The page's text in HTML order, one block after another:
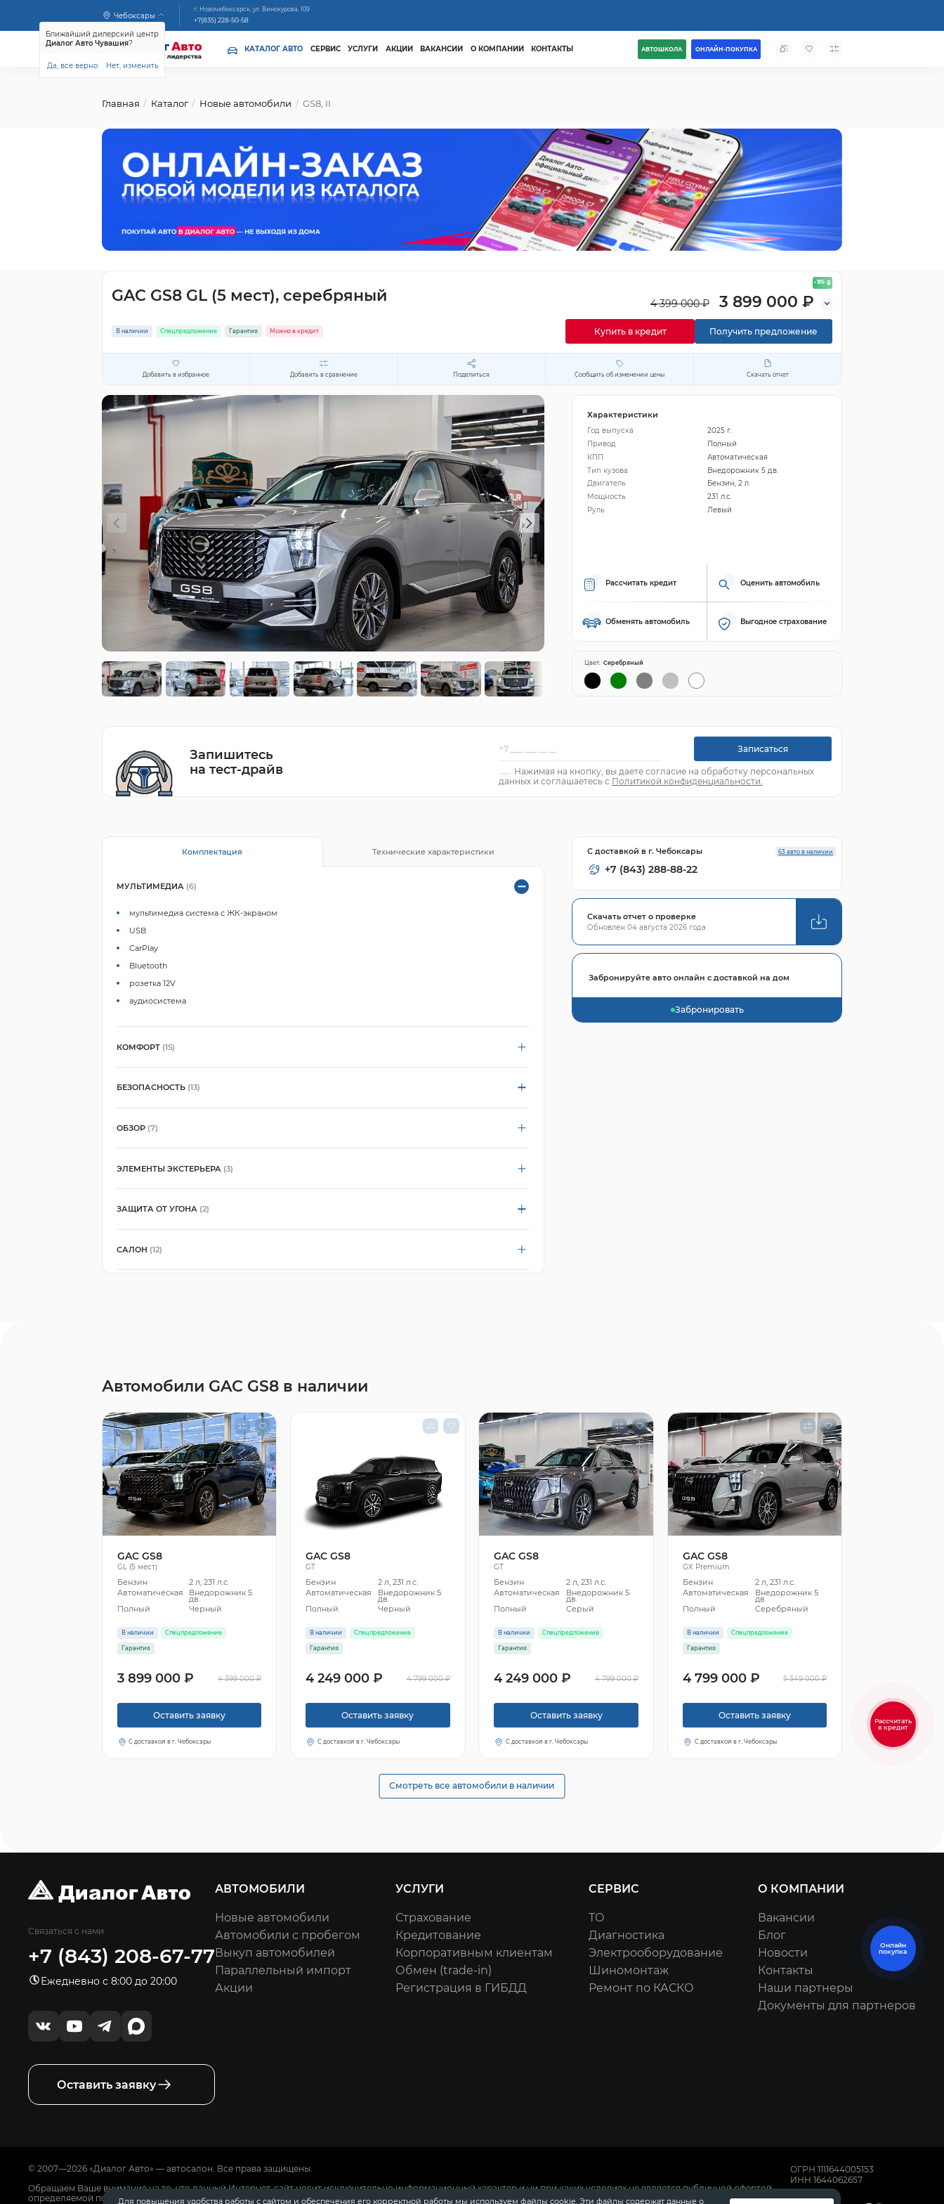
Чебоксары
Ближайший дилерский центр
Диалог Авто Чувашия?
Да, все верно Нет, изменить
г. Новочебоксарск, ул. Винокурова, 109
+7(835) 228-50-58
КАТАЛОГ АВТО СЕРВИС УСЛУГИ АКЦИИ ВАКАНСИИ О КОМПАНИИ КОНТАКТЫ АВТОШКОЛА ОНЛАЙН-ПОКУПКА
Главная Каталог Новые автомобили GS8, II
GAC GS8 GL (5 мест), серебряный
- 11%
4 399 000 ₽ 3 899 000 ₽
В наличии Спецпредложение Гарантия Можно в кредит Купить в кредит Получить предложение
Добавить в избранное Добавить в сравнение Поделиться Сообщить об изменении цены Скачать отчет
Характеристики
Год выпуска
2025 г.
Привод
Полный
КПП
Автоматическая
Тип кузова
Внедорожник 5 дв.
Двигатель
Бензин, 2 л
Мощность
231 л.с.
Руль
Левый
Рассчитать кредит Оценить автомобиль
Обменять автомобиль Выгодное страхование
Цвет: Серебряный
Запишитесь
на тест-драйв
Записаться
Нажимая на кнопку, вы даете согласие на обработку персональных
данных и соглашаетесь с Политикой конфиденциальности.
Комплектация Технические характеристики
МУЛЬТИМЕДИА (6)
мультимедиа система с ЖК-экраном
USB
CarPlay
Bluetooth
розетка 12V
аудиосистема
КОМФОРТ (15)
БЕЗОПАСНОСТЬ (13)
ОБЗОР (7)
ЭЛЕМЕНТЫ ЭКСТЕРЬЕРА (3)
ЗАЩИТА ОТ УГОНА (2)
САЛОН (12)
63 авто в наличии
С доставкой в г. Чебоксары
+7 (843) 288-88-22
Скачать отчет о проверке
Обновлен 04 августа 2026 года
Забронируйте авто онлайн с доставкой на дом
Забронировать
Автомобили GAC GS8 в наличии
GAC GS8
GL (5 мест)
Бензин
2 л, 231 л.с.
Автоматическая
Внедорожник 5
дв.
Полный
Черный
В наличии Спецпредложение
Гарантия
3 899 000 ₽ 4 399 000 ₽
Оставить заявку
С доставкой в г. Чебоксары
GAC GS8
GT
Бензин
2 л, 231 л.с.
Автоматическая
Внедорожник 5
дв.
Полный
Черный
В наличии Спецпредложение
Гарантия
4 249 000 ₽ 4 799 000 ₽
Оставить заявку
С доставкой в г. Чебоксары
GAC GS8
GT
Бензин
2 л, 231 л.с.
Автоматическая
Внедорожник 5
дв.
Полный
Серый
В наличии Спецпредложение
Гарантия
4 249 000 ₽ 4 799 000 ₽
Оставить заявку
С доставкой в г. Чебоксары
GAC GS8
GX Premium
Бензин
2 л, 231 л.с.
Автоматическая
Внедорожник 5
дв.
Полный
Серебряный
В наличии Спецпредложение
Гарантия
4 799 000 ₽ 5 349 000 ₽
Оставить заявку
С доставкой в г. Чебоксары
Смотреть все автомобили в наличии
Связаться с нами
+7 (843) 208-67-77
Ежедневно с 8:00 до 20:00
Оставить заявку
АВТОМОБИЛИ
Новые автомобили
Автомобили с пробегом
Выкуп автомобилей
Параллельный импорт
Акции
УСЛУГИ
Страхование
Кредитование
Корпоративным клиентам
Обмен (trade-in)
Регистрация в ГИБДД
СЕРВИС
ТО
Диагностика
Электрооборудование
Шиномонтаж
Ремонт по КАСКО
О КОМПАНИИ
Вакансии
Блог
Новости
Контакты
Наши партнеры
Документы для партнеров
© 2007—2026 «Диалог Авто» — автосалон. Все права защищены.
Обращаем Ваше внимание на то, что данный Интернет-сайт носит исключительно информационный характер и ни при каких условиях не является публичной офертой,
определяемой положениями Статьи 437 Гражданского Кодекса Российской Федерации.Для получения подробной информации о стоимости автомобилей обращайтесь к
ОГРН 1111644005153
ИНН 1644062657
Для повышения удобства работы с сайтом и обеспечения его корректной работы мы используем файлы cookie. Эти файлы содержат данные о
Рассчитать
в кредит
Онлайн
покупка